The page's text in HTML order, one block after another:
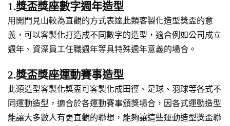
1.獎盃獎座數字週年造型
用開門見山較為直觀的方式表達此類客製化造型獎盃的意
義，可以客製化打造成不同數字的造型，適合例如公司成立
週年、資深員工任職週年等具特殊週年意義的場合。
2.獎盃獎座運動賽事造型
此類造型客製化獎盃可客製化成田徑、足球、羽球等各式不
同運動造型，適合於各運動賽事頒獎場合，因各式運動造型
能讓大多數人有更直觀的聯想，能夠讓這些運動造型獎盃聯